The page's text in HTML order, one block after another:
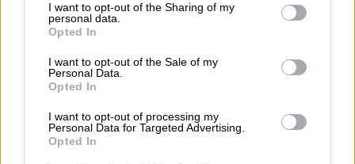
I want to opt-out of the Sharing of my
personal data.
Opted In
I want to opt-out of the Sale of my
Personal Data.
Opted In
I want to opt-out of processing my
Personal Data for Targeted Advertising.
Opted In
Αντώνης Βουκλαρής - «ΕΡΡΙΚΟΣ ΝΤΥΝΑΝ»
Η νέα εποχή στην εκπαίδευση των ασφαλιστικών
διαμεσολαβητών
ΠΕΡΙΣΣΟΤΕΡΑ